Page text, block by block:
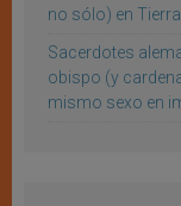
no sólo) en
Sacerdotes
obispo (y
mismo sexo en